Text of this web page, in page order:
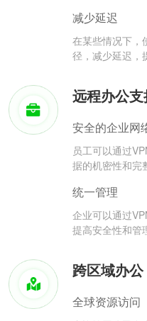
减少延迟
在某些情况下，
径，减少延迟，
远程办公
安全的企业网
员工可以通过
据的机密性和完
统一管理
企业可以通过
提高安全性和管
跨区域办公
全球资源访问